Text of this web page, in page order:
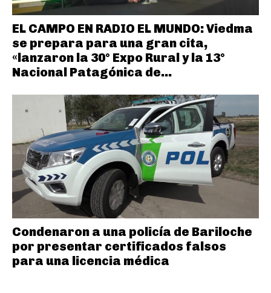
EL CAMPO EN RADIO EL MUNDO: Viedma
se prepara para una gran cita,
«lanzaron la 30° Expo Rural y la 13°
Nacional Patagónica de...
Condenaron a una policía de Bariloche
por presentar certificados falsos
para una licencia médica